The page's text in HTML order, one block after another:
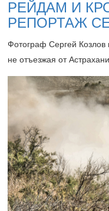
РЕЙДАМ И
РЕПОРТАЖ
Фотограф Сергей
не отъезжая от